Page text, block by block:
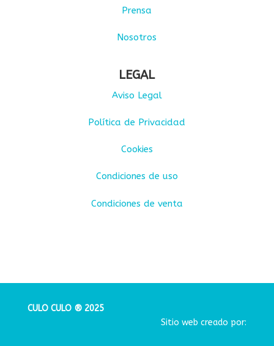
Prensa
Nosotros
LEGAL
Aviso Legal
Política de Privacidad
Cookies
Condiciones de uso
Condiciones de venta
CULO CULO ® 2025
Sitio web creado por: